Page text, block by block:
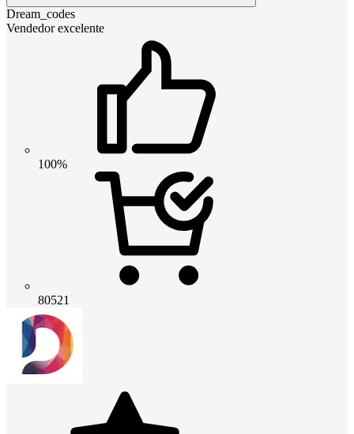
Dream_codes
Vendedor excelente
100%
80521